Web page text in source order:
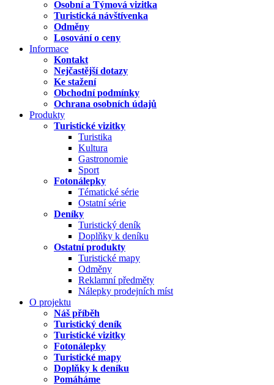
Osobní a Týmová vizitka
Turistická návštívenka
Odměny
Losování o ceny
Informace
Kontakt
Nejčastější dotazy
Ke stažení
Obchodní podmínky
Ochrana osobních údajů
Produkty
Turistické vizitky
Turistika
Kultura
Gastronomie
Sport
Fotonálepky
Tématické série
Ostatní série
Deníky
Turistický deník
Doplňky k deníku
Ostatní produkty
Turistické mapy
Odměny
Reklamní předměty
Nálepky prodejních míst
O projektu
Náš příběh
Turistický deník
Turistické vizitky
Fotonálepky
Turistické mapy
Doplňky k deníku
Pomáháme